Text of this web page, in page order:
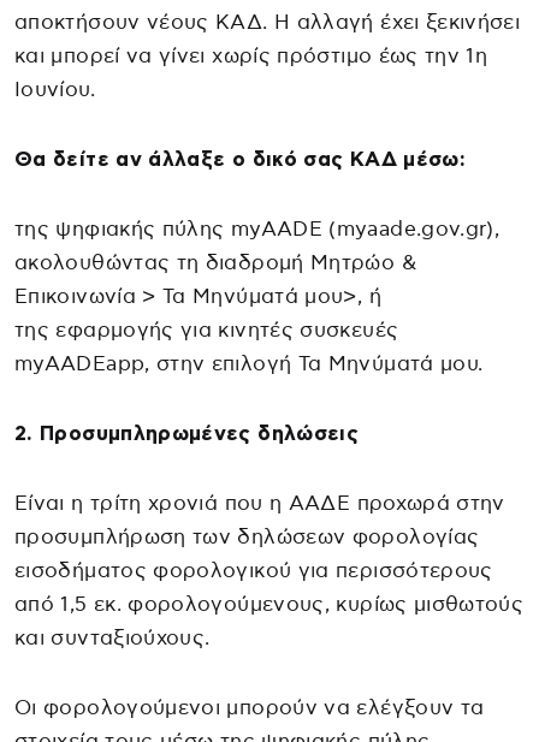
αποκτήσουν νέους ΚΑΔ. Η αλλαγή έχει ξεκινήσει
και μπορεί να γίνει χωρίς πρόστιμο έως την 1η
Ιουνίου.
Θα δείτε αν άλλαξε ο δικό σας ΚΑΔ μέσω:
της ψηφιακής πύλης myAADE (myaade.gov.gr),
ακολουθώντας τη διαδρομή Μητρώο &
Επικοινωνία > Τα Μηνύματά μου>, ή
της εφαρμογής για κινητές συσκευές
myAADEapp, στην επιλογή Τα Μηνύματά μου.
2. Προσυμπληρωμένες δηλώσεις
Είναι η τρίτη χρονιά που η ΑΑΔΕ προχωρά στην
προσυμπλήρωση των δηλώσεων φορολογίας
εισοδήματος φορολογικού για περισσότερους
από 1,5 εκ. φορολογούμενους, κυρίως μισθωτούς
και συνταξιούχους.
Οι φορολογούμενοι μπορούν να ελέγξουν τα